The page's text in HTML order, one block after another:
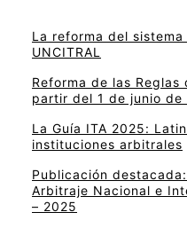
La reforma del
UNCITRAL
Reforma de las
partir del 1 de junio de
La Guía ITA 2025:
instituciones arbitrales
Publicación
Arbitraje Nacional e
– 2025